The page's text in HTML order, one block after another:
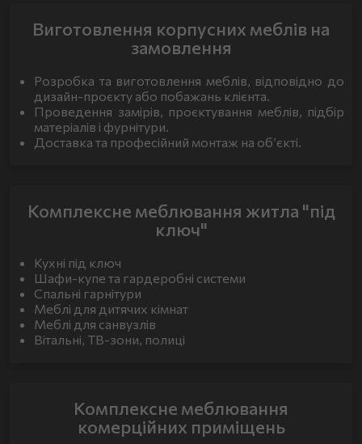
Виготовлення корпусних меблів на
замовлення
Розробка та виготовлення меблів, відповідно до
дизайн-проєкту або побажань клієнта.
Проведення замірів, проєктування меблів, підбір
матеріалів і фурнітури.
Доставка та професійний монтаж на об’єкті.
Комплексне меблювання житла "під
ключ"
Кухні під ключ
Шафи-купе та гардеробні системи
Спальні гарнітури
Меблі для дитячих кімнат
Меблі для санвузлів
Вітальні, ТВ-зони, полиці
Комплексне меблювання
комерційних приміщень